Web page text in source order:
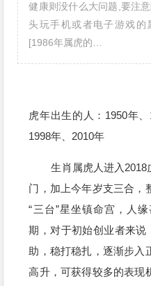
健康则没什么大问题,要注
头玩手机或者电子游戏的
[1986年属虎的…
虎年出生的人：1950年、
1998年、2010年
生肖属虎人进入2018
门，加上今年岁支三合，
“三台”星坐镇命宫，人
期，对于初始创业者来说
助，稳打稳扎，逐渐步入
高升，可获得较多的表现